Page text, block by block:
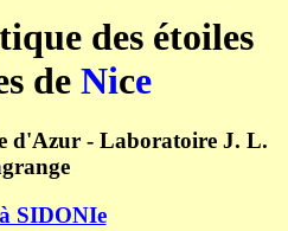
des étoiles
de Nice
d'Azur - Laboratoire J. L.
SIDONIe